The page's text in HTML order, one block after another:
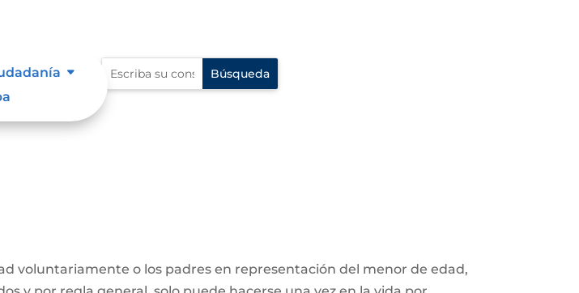
voluntariamente o los padres en representación del menor de edad,